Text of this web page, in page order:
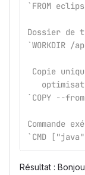
`FROM
Dossier de
`WORKDIR /
Copie
`COPY --
Commande
`CMD
Résultat :